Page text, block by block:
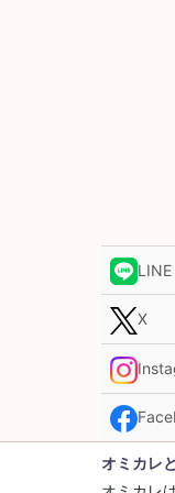
LINE
X
オミカレ